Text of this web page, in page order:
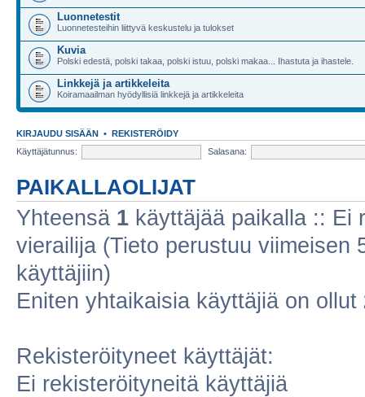
Luonnetestit
Luonnetesteihin liittyvä keskustelu ja tulokset
Kuvia
Polski edestä, polski takaa, polski istuu, polski makaa... Ihastuta ja ihastele.
Linkkejä ja artikkeleita
Koiramaailman hyödyllisiä linkkejä ja artikkeleita
KIRJAUDU SISÄÄN • REKISTERÖIDY
Käyttäjätunnus:
Salasana:
PAIKALLAOLIJAT
Yhteensä 1 käyttäjää paikalla :: Ei
vierailija (Tieto perustuu viimeisen
käyttäjiin)
Eniten yhtaikaisia käyttäjiä on ollut
Rekisteröityneet käyttäjät:
Ei rekisteröityneitä käyttäjiä